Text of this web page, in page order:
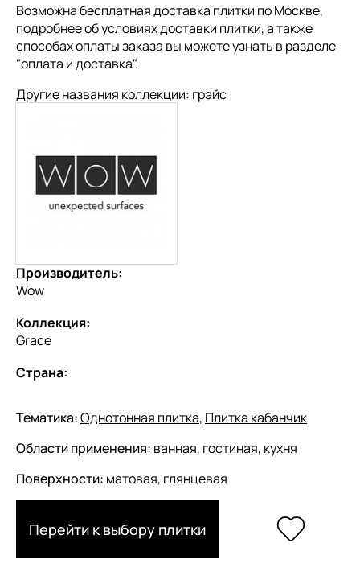
Возможна бесплатная доставка плитки по Москве,
подробнее об условиях доставки плитки, а также
способах оплаты заказа вы можете узнать в разделе
"оплата и доставка".
Другие названия коллекции: грэйс
Производитель:
Wow
Коллекция:
Grace
Страна:
Тематика:Однотонная плитка, Плитка кабанчик
Области применения: ванная, гостиная, кухня
Поверхности: матовая, глянцевая
Перейти к выбору плитки